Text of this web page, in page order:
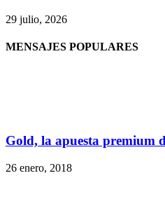
29 julio, 2026
MENSAJES POPULARES
Gold, la apuesta premium
26 enero, 2018